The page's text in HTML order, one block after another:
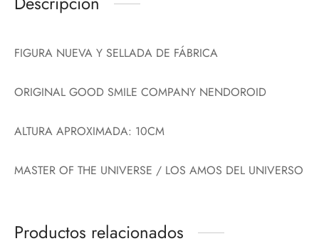
FIGURA NUEVA Y SELLADA DE FÁBRICA
ORIGINAL GOOD SMILE COMPANY NENDOROID
ALTURA APROXIMADA: 10CM
MASTER OF THE UNIVERSE / LOS AMOS DEL UNIVERSO
Productos relacionados